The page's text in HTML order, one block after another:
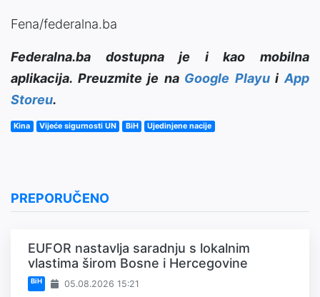
Fena/federalna.ba
Federalna.ba dostupna je i kao mobilna
aplikacija. Preuzmite je na Google PlayuiApp
Storeu.
Kina Vijeće sigurnosti UN BiH Ujedinjene nacije
PREPORUČENO
EUFOR nastavlja saradnju s lokalnim
vlastima širom Bosne i Hercegovine
BiH 05.08.2026 15:21